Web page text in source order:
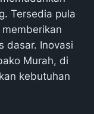
Tersedia pula
dasar. Inovasi
Murah, di
kebutuhan